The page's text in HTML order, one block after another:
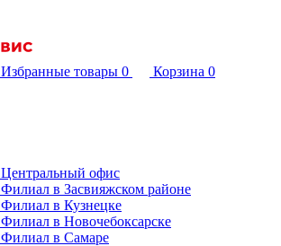
Избранные товары 0 Корзина 0
Центральный офис
Филиал в Засвияжском районе
Филиал в Кузнецке
Филиал в Новочебоксарске
Филиал в Самаре